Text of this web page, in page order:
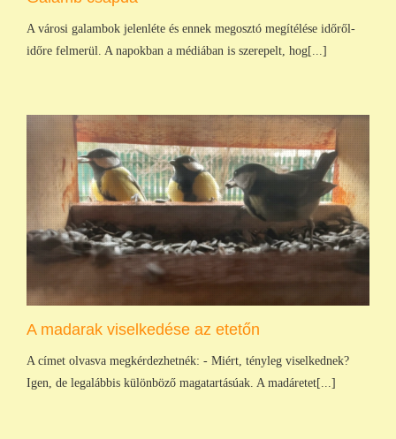
A városi galambok jelenléte és ennek megosztó megítélése időről-
időre felmerül. A napokban a médiában is szerepelt, hog[...]
A madarak viselkedése az etetőn
A címet olvasva megkérdezhetnék: - Miért, tényleg viselkednek?
Igen, de legalábbis különböző magatartásúak. A madáretet[...]